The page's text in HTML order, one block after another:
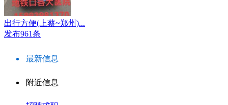
出行方便(上蔡~郑州)...
发布961条
最新信息
附近信息